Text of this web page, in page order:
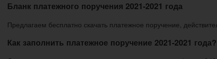
Бланк платежного поручения 2021-2021 года
Предлагаем бесплатно скачать платежное поручение,
Как заполнить платежное поручение 2021-2021 года?